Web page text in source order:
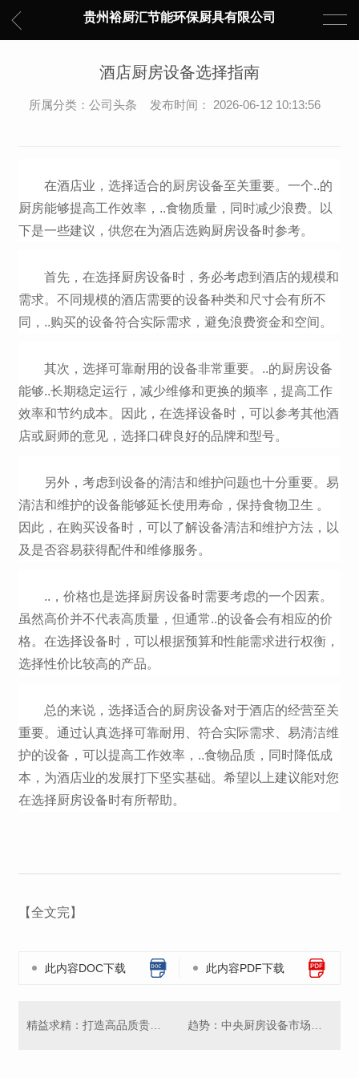
贵州裕厨汇节能环保厨具有限公司
酒店厨房设备选择指南
所属分类：公司头条 发布时间： 2026-06-12 10:13:56
在酒店业，选择适合的厨房设备至关重要。一个..的
厨房能够提高工作效率，..食物质量，同时减少浪费。以
下是一些建议，供您在为酒店选购厨房设备时参考。
首先，在选择厨房设备时，务必考虑到酒店的规模和
需求。不同规模的酒店需要的设备种类和尺寸会有所不
同，..购买的设备符合实际需求，避免浪费资金和空间。
其次，选择可靠耐用的设备非常重要。..的厨房设备
能够..长期稳定运行，减少维修和更换的频率，提高工作
效率和节约成本。因此，在选择设备时，可以参考其他酒
店或厨师的意见，选择口碑良好的品牌和型号。
另外，考虑到设备的清洁和维护问题也十分重要。易
清洁和维护的设备能够延长使用寿命，保持食物卫生 。
因此，在购买设备时，可以了解设备清洁和维护方法，以
及是否容易获得配件和维修服务。
..，价格也是选择厨房设备时需要考虑的一个因素。
虽然高价并不代表高质量，但通常..的设备会有相应的价
格。在选择设备时，可以根据预算和性能需求进行权衡，
选择性价比较高的产品。
总的来说，选择适合的厨房设备对于酒店的经营至关
重要。通过认真选择可靠耐用、符合实际需求、易清洁维
护的设备，可以提高工作效率，..食物品质，同时降低成
本，为酒店业的发展打下坚实基础。希望以上建议能对您
在选择厨房设备时有所帮助。
【全文完】
此内容DOC下载 此内容PDF下载